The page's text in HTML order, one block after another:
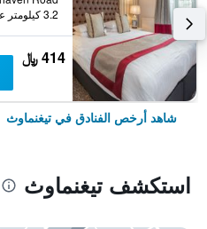
3.2 كيلومتر عن وسط المدينة
414 ﷼
شاهد أرخص الفنادق في تيغنماوث
استكشف تيغنماوث